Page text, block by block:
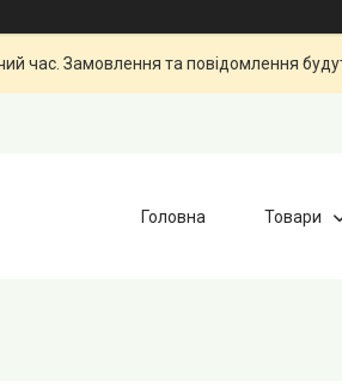
час. Замовлення та повідомлення
Головна Товари